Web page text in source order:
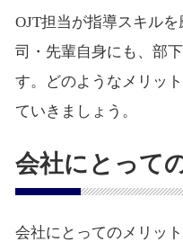
OJT担当が指導スキル
司・先輩自身にも、部
す。どのようなメリッ
ていきましょう。
会社にとって
会社にとってのメリッ